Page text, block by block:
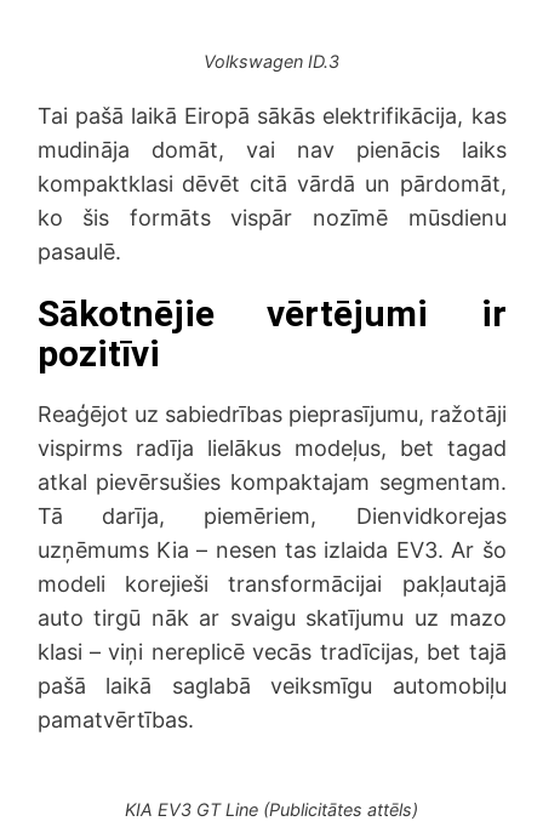
Volkswagen ID.3
Tai pašā laikā Eiropā sākās elektrifikācija, kas
mudināja domāt, vai nav pienācis laiks
kompaktklasi dēvēt citā vārdā un pārdomāt,
ko šis formāts vispār nozīmē mūsdienu
pasaulē.
Sākotnējie vērtējumi ir
pozitīvi
Reaģējot uz sabiedrības pieprasījumu, ražotāji
vispirms radīja lielākus modeļus, bet tagad
atkal pievērsušies kompaktajam segmentam.
Tā darīja, piemēriem, Dienvidkorejas
uzņēmums Kia – nesen tas izlaida EV3. Ar šo
modeli korejieši transformācijai pakļautajā
auto tirgū nāk ar svaigu skatījumu uz mazo
klasi – viņi nereplicē vecās tradīcijas, bet tajā
pašā laikā saglabā veiksmīgu automobiļu
pamatvērtības.
KIA EV3 GT Line (Publicitātes attēls)